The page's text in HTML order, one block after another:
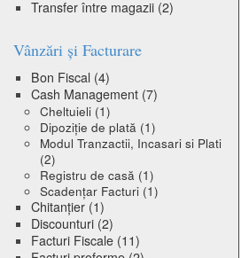
Transfer între magazii (2)
Vânzări și Facturare
Bon Fiscal (4)
Cash Management (7)
Cheltuieli (1)
Dipoziție de plată (1)
Modul Tranzactii, Incasari si Plati
(2)
Registru de casă (1)
Scadențar Facturi (1)
Chitanțier (1)
Discounturi (2)
Facturi Fiscale (11)